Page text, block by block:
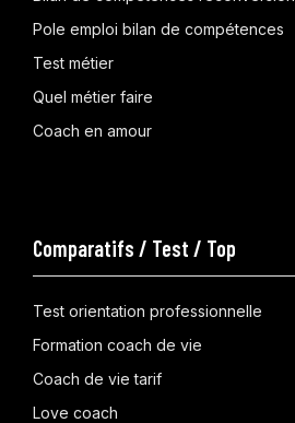
Pole emploi bilan de compétences
Test métier
Quel métier faire
Coach en amour
Comparatifs / Test / Top
Test orientation professionnelle
Formation coach de vie
Coach de vie tarif
Love coach